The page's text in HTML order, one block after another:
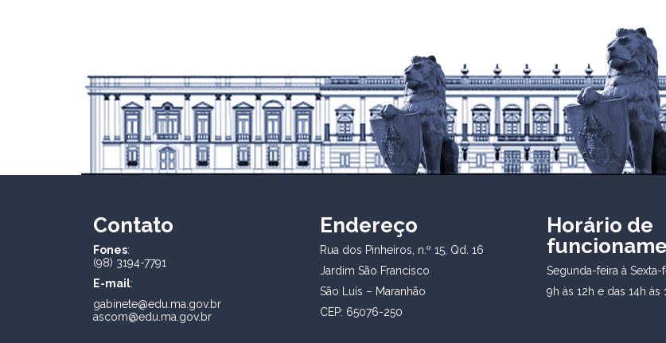
Contato
Fones:
(98) 3194-7791
E-mail:
gabinete@edu.ma.gov.br
ascom@edu.ma.gov.br
Endereço
Rua dos Pinheiros, n.º 15, Qd. 16
Jardim São Francisco
São Luís – Maranhão
CEP: 65076-250
Horário de
Segunda-feira à Sexta-
9h às 12h e das 14h às